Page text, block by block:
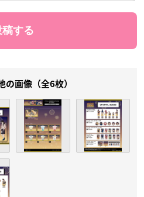
の画像（全6枚）